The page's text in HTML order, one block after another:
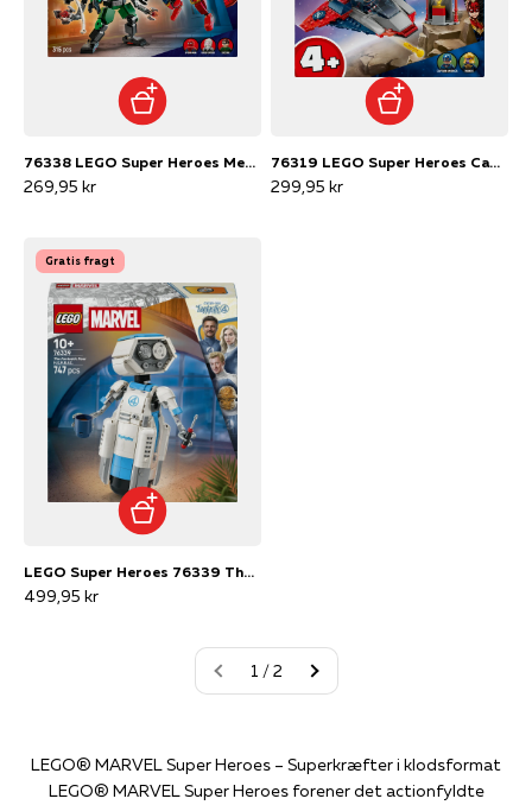
76338 LEGO Super Heroes Mech-kamp: Spider-Man mod Doc Ock
269,95 kr
76319 LEGO Super Heroes Captain America mod Thanos
299,95 kr
Gratis fragt
LEGO Super Heroes 76339 The Fantastic Four H.E.R.B.I.E.
499,95 kr
1 / 2
LEGO® MARVEL Super Heroes – Superkræfter i klodsformat
LEGO® MARVEL Super Heroes forener det actionfyldte